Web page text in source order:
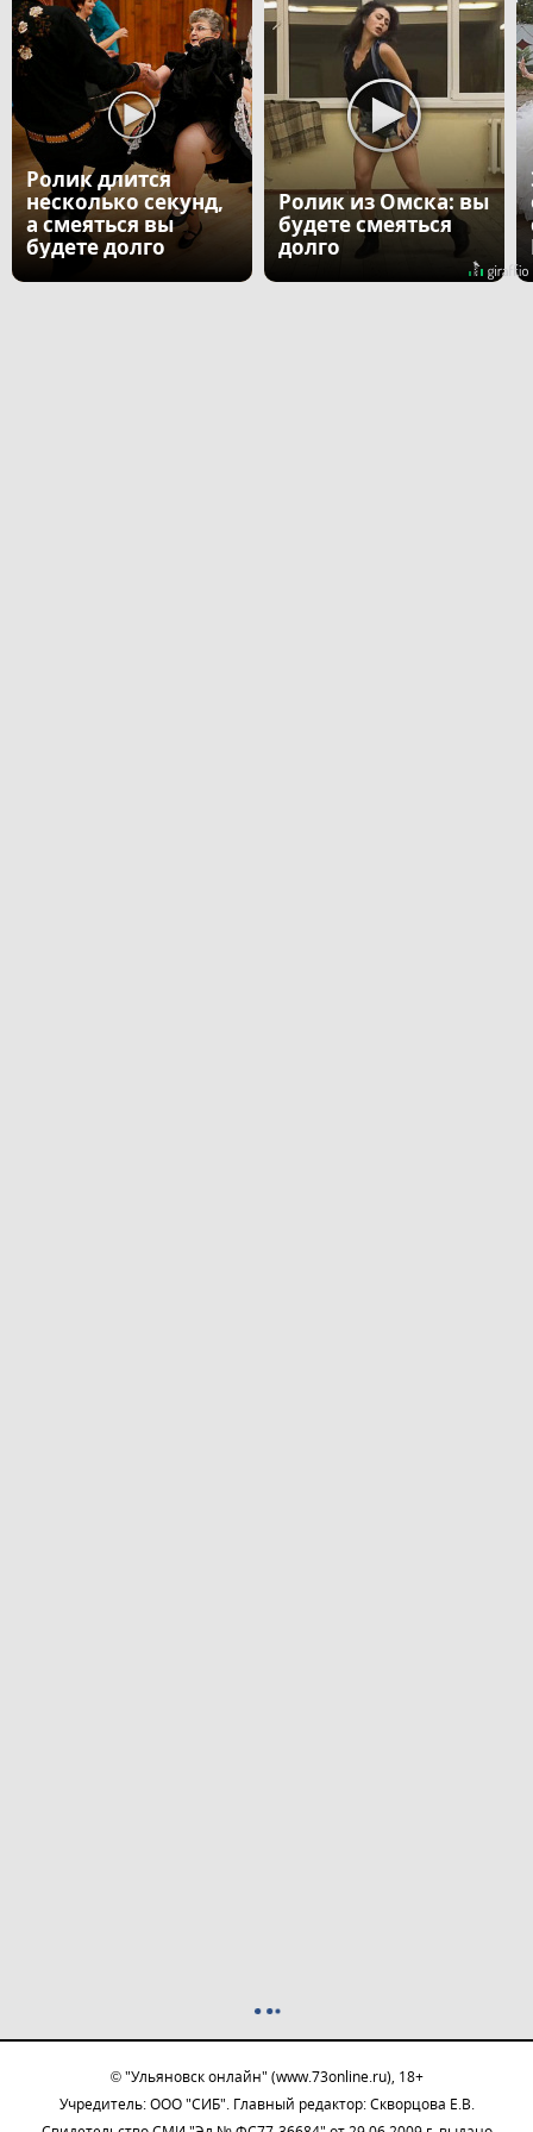
Ролик длится
несколько секунд,
а смеяться вы
будете долго
Ролик из Омска: вы
будете смеяться
долго
© "Ульяновск онлайн" (www.73online.ru), 18+
Учредитель: ООО "СИБ". Главный редактор: Скворцова Е.В.